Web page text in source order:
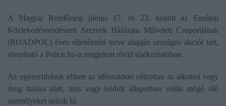
A Magyar Rendőrség június 17. és 23. között az Európai
Közlekedésrendészeti Szervek Hálózata Műveleti Csoportjának
(ROADPOL) éves ellenőrzési terve alapján országos akciót tart,
olvasható a Police.hu-n megjelent rövid tájékoztatóban.
Az egyenruhások ebben az időszakban célzottan az alkohol vagy
drog hatása alatt, ittas vagy bódult állapotban volán mögé ülő
személyeket szűrik ki.